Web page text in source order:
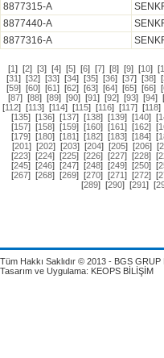
8877315-A
8877440-A
8877316-A
[1] [2] [3] [4] [5] [6] [7] [8] [9] [10] [
[31] [32] [33] [34] [35] [36] [37] [38] [
[59] [60] [61] [62] [63] [64] [65] [66] [
[87] [88] [89] [90] [91] [92] [93] [94] [
[112] [113] [114] [115] [116] [117] [118]
[135] [136] [137] [138] [139] [140] [
[157] [158] [159] [160] [161] [162] [
[179] [180] [181] [182] [183] [184] [
[201] [202] [203] [204] [205] [206] [
[223] [224] [225] [226] [227] [228] [
[245] [246] [247] [248] [249] [250] [
[267] [268] [269] [270] [271] [272] [
[289] [290] [291] [
Tüm Hakkı Saklıdır © 2013 - BGS
Tasarım ve Uygulama: KEOPS BİLİŞİM